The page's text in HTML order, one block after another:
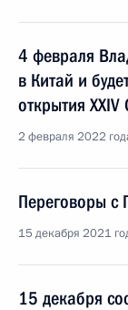
4 февраля
в Китай и
открытия
2 февраля 2022
Переговоры с
15 декабря 2021
15 декабря